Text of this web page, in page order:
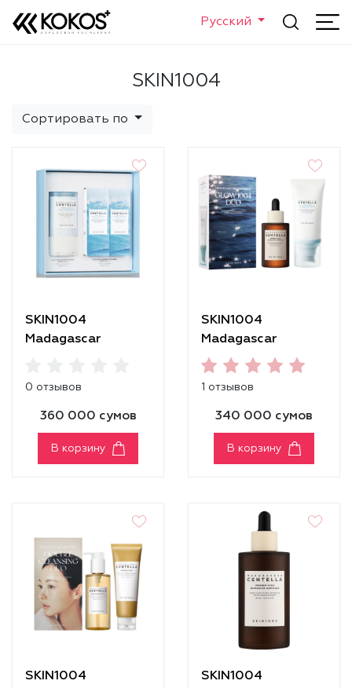
Русский
SKIN1004
Сортировать по
SKIN1004
Madagascar
0 отзывов
360 000 сумов
В корзину
SKIN1004
Madagascar
Centella Glow 1004
Duo Set
1 отзывов
340 000 сумов
В корзину
SKIN1004
SKIN1004